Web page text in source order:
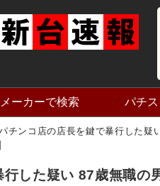
メーカーで検索 パチ
チンコ店の店長を鍵で暴行した疑
した疑い 87歳無職の